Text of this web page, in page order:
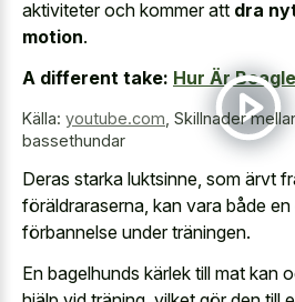
aktiviteter och kommer att dra
motion.
A different take: Hur Är
Källa: youtube.com Skillnader
bassethundar
Deras starka luktsinne, som ärvt
föräldraraserna, kan vara både
förbannelse under träningen.
En bagelhunds kärlek till mat kan